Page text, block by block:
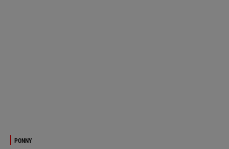
PONNY